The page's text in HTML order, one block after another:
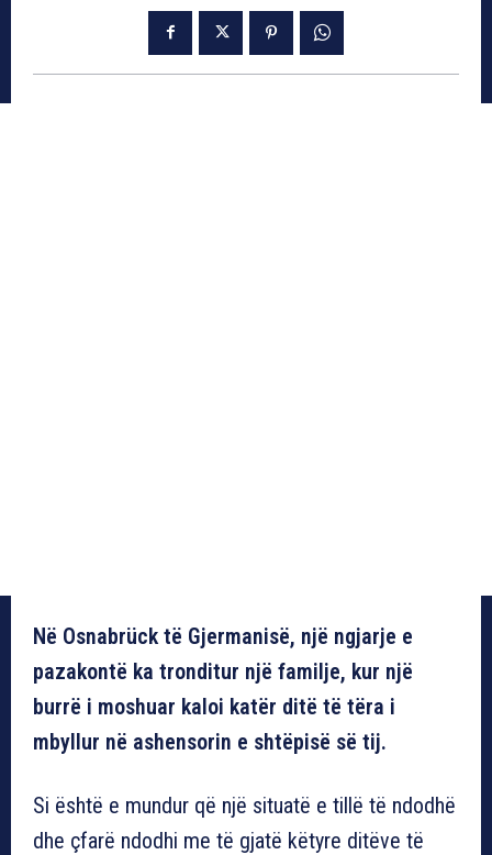
Në Osnabrück të Gjermanisë, një ngjarje e
pazakontë ka tronditur një familje, kur një
burrë i moshuar kaloi katër ditë të tëra i
mbyllur në ashensorin e shtëpisë së tij.
Si është e mundur që një situatë e tillë të ndodhë
dhe çfarë ndodhi me të gjatë këtyre ditëve të